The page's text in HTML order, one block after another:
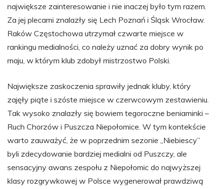
największe zainteresowanie i nie inaczej było tym razem.
Za jej plecami znalazły się Lech Poznań i Śląsk Wrocław.
Raków Częstochowa utrzymał czwarte miejsce w
rankingu medialności, co należy uznać za dobry wynik po
maju, w którym klub zdobył mistrzostwo Polski.
Największe zaskoczenia sprawiły jednak kluby, który
zajęły piąte i szóste miejsce w czerwcowym zestawieniu.
Tak wysoko znalazły się bowiem tegoroczne beniaminki –
Ruch Chorzów i Puszcza Niepołomice. W tym kontekście
warto zauważyć, że w poprzednim sezonie „Niebiescy”
byli zdecydowanie bardziej medialni od Puszczy, ale
sensacyjny awans zespołu z Niepołomic do najwyższej
klasy rozgrywkowej w Polsce wygenerował prawdziwą